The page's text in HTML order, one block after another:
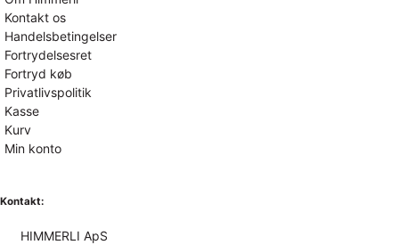
Kontakt os
Handelsbetingelser
Fortrydelsesret
Fortryd køb
Privatlivspolitik
Kasse
Kurv
Min konto
Kontakt:
HIMMERLI ApS